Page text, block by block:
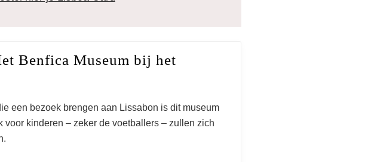
Benfica Museum bij het
een bezoek brengen aan Lissabon is dit museum
voor kinderen – zeker de voetballers – zullen zich